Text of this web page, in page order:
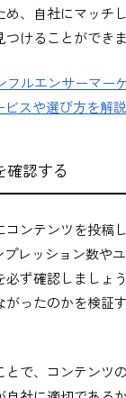
め、自社にマッチ
けることができま
フルエンサーマー
ビスや選び方を解説
確認する
コンテンツを投稿
プレッション数や
必ず確認しましょ
がったのかを検証
とで、コンテンツ